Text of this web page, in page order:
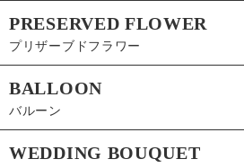
PRESERVED FLOWER
プリザーブドフラワー
BALLOON
バルーン
WEDDING BOUQUET